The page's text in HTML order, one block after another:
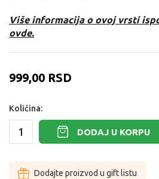
Više informacija o ovoj vrsti
ovde.
999,00 RSD
Količina:
DODAJ U KORPU
Dodajte proizvod u gift listu